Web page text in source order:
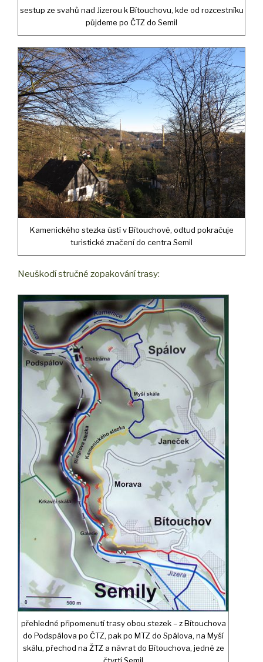
sestup ze svahů nad Jizerou k Bítouchovu, kde od rozcestníku
půjdeme po ČTZ do Semil
Kamenického stezka ústí v Bítouchově, odtud pokračuje
turistické značení do centra Semil
Neuškodí stručné zopakování trasy:
přehledné připomenutí trasy obou stezek – z Bítouchova
do Podspálova po ČTZ, pak po MTZ do Spálova, na Myší
skálu, přechod na ŽTZ a návrat do Bítouchova, jedné ze